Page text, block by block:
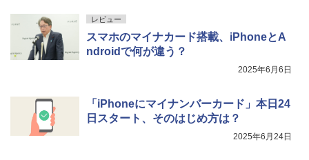
レビュー
スマホのマイナカード搭載、iPhoneとA
ndroidで何が違う？
2025年6月6日
「iPhoneにマイナンバーカード」本日24
日スタート、そのはじめ方は？
2025年6月24日